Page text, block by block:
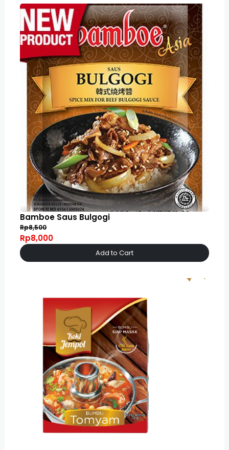
Bamboe Saus Bulgogi
Rp8,500
Rp8,000
Add to Cart